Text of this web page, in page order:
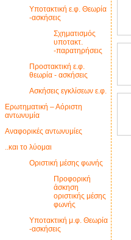
Υποτακτική ε.φ. Θεωρία
-ασκήσεις
Σχηματισμός
υποτακτ.
-παρατηρήσεις
Προστακτική ε.φ.
θεωρία - ασκήσεις
Ασκήσεις εγκλίσεων ε.φ.
Ερωτηματική – Αόριστη
αντωνυμία
Αναφορικές αντωνυμίες
..και το λύομαι
Οριστική μέσης φωνής
Προφορική
άσκηση
οριστικής μέσης
φωνής
Υποτακτική μ.φ. Θεωρία
-ασκήσεις